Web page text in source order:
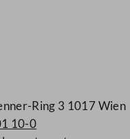
Ring 3 1017 Wien
10-0